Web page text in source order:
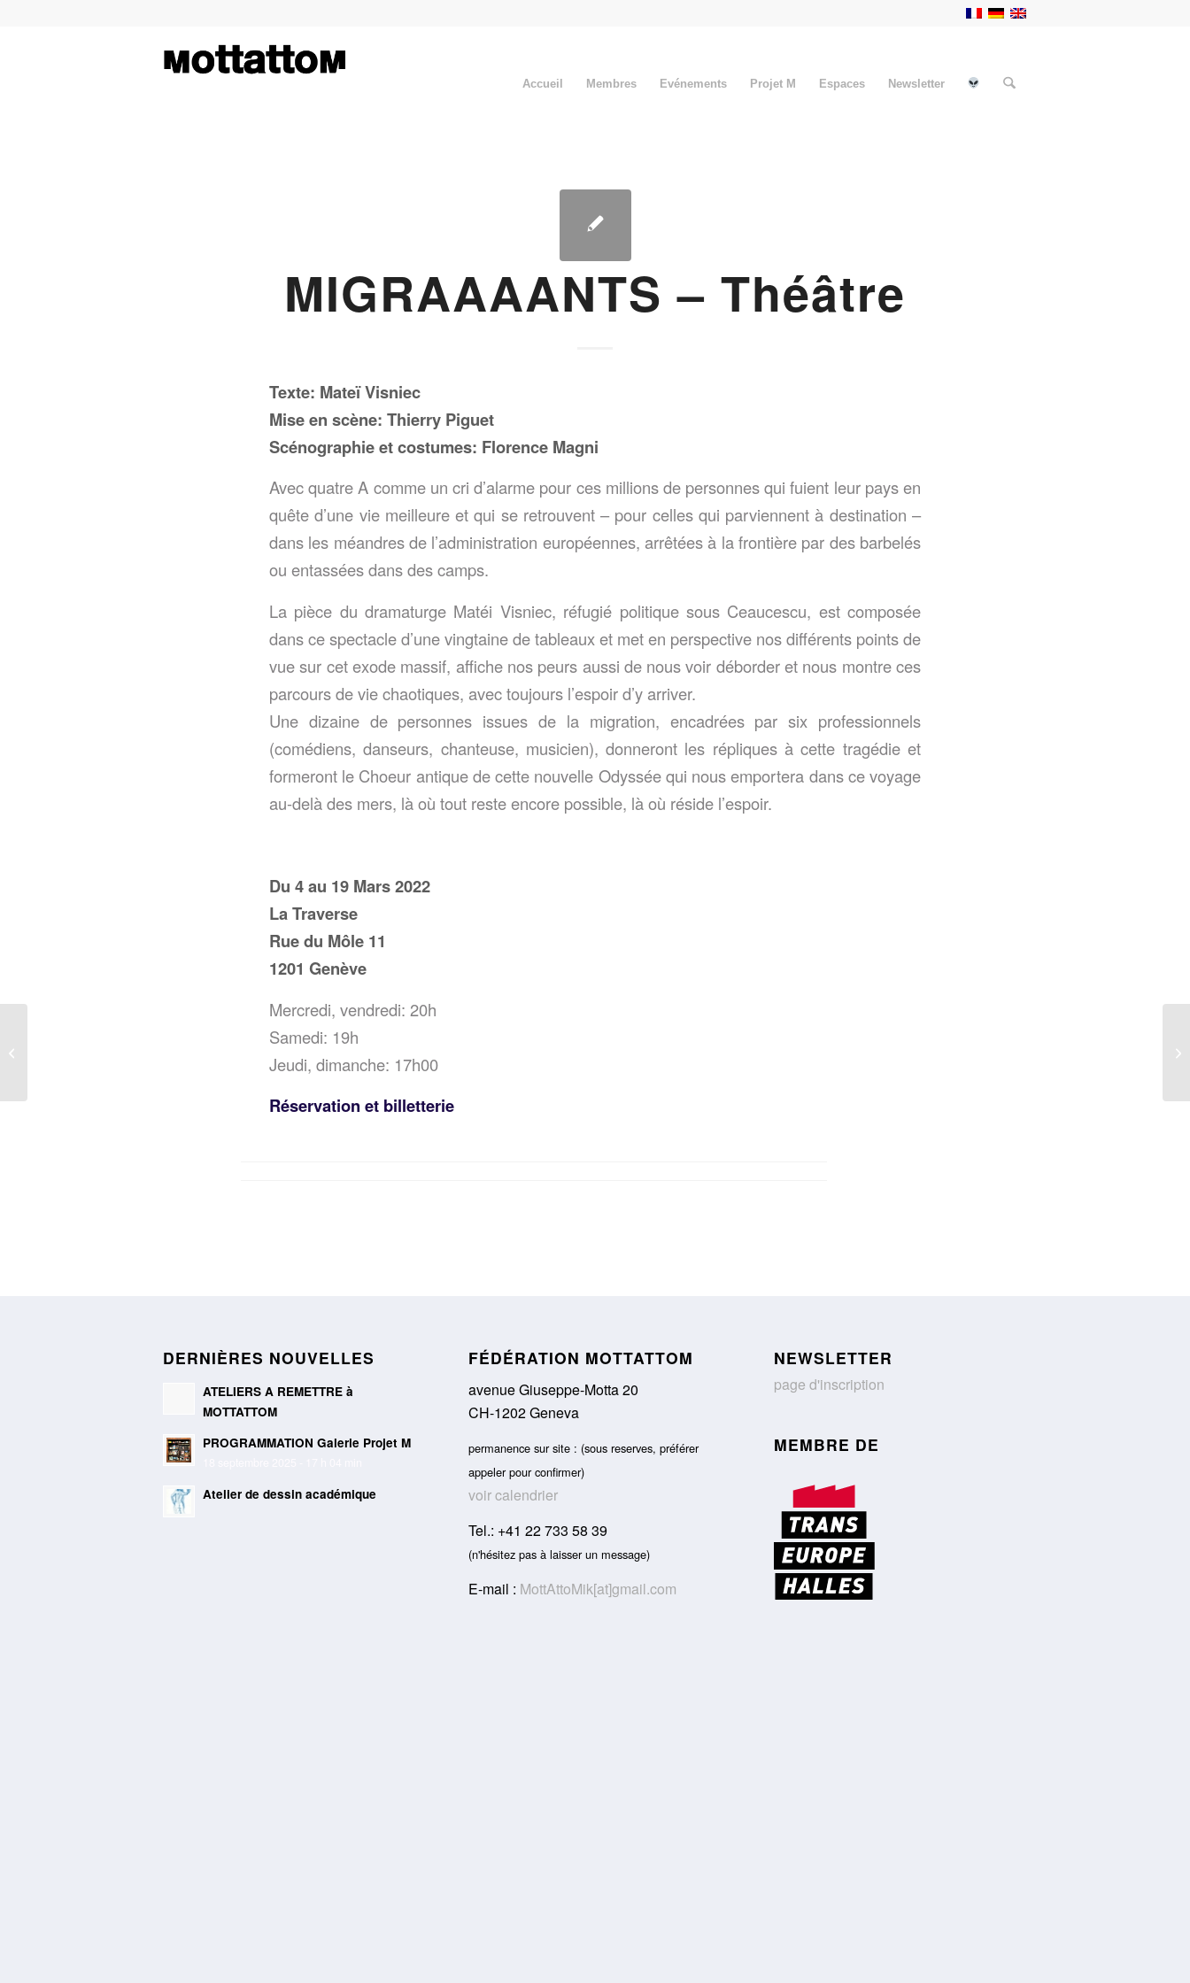
Accueil Membres Evénements Projet M Espaces Newsletter
MIGRAAAANTS – Théâtre
Texte: Mateï Visniec
Mise en scène: Thierry Piguet
Scénographie et costumes: Florence Magni
Avec quatre A comme un cri d’alarme pour ces millions de personnes qui fuient leur pays en
quête d’une vie meilleure et qui se retrouvent – pour celles qui parviennent à destination –
dans les méandres de l’administration européennes, arrêtées à la frontière par des barbelés
ou entassées dans des camps.
La pièce du dramaturge Matéi Visniec, réfugié politique sous Ceaucescu, est composée
dans ce spectacle d’une vingtaine de tableaux et met en perspective nos différents points de
vue sur cet exode massif, affiche nos peurs aussi de nous voir déborder et nous montre ces
parcours de vie chaotiques, avec toujours l’espoir d’y arriver.
Une dizaine de personnes issues de la migration, encadrées par six professionnels
(comédiens, danseurs, chanteuse, musicien), donneront les répliques à cette tragédie et
formeront le Choeur antique de cette nouvelle Odyssée qui nous emportera dans ce voyage
au-delà des mers, là où tout reste encore possible, là où réside l’espoir.
Du 4 au 19 Mars 2022
La Traverse
Rue du Môle 11
1201 Genève
Mercredi, vendredi: 20h
Samedi: 19h
Jeudi, dimanche: 17h00
Réservation et billetterie
DERNIÈRES NOUVELLES
ATELIERS A REMETTRE à
MOTTATTOM
PROGRAMMATION Galerie Projet M
Atelier de dessin académique
FÉDÉRATION MOTTATTOM
avenue Giuseppe-Motta 20
CH-1202 Geneva
permanence sur site : (sous reserves, préférer
appeler pour confirmer)
voir calendrier
Tel.: +41 22 733 58 39
(n'hésitez pas à laisser un message)
E-mail : MottAttoMik[at]gmail.com
NEWSLETTER
page d'inscription
MEMBRE DE